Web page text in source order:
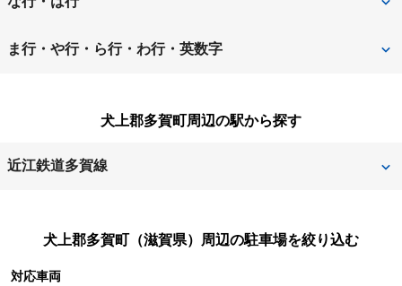
甲賀市
湖南市
長浜市 東近江市
ま行・や行・ら行・わ行・英数字
犬上郡多賀町周辺の駅から探す
近江鉄道多賀線
犬上郡多賀町（滋賀県）
周辺の駐車場を絞り込む
対応車両